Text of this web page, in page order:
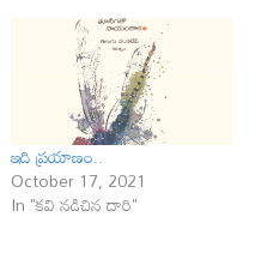
ఇది ప్ర‌యాణం..
October 17, 2021
In "కవి నడిచిన దారి"